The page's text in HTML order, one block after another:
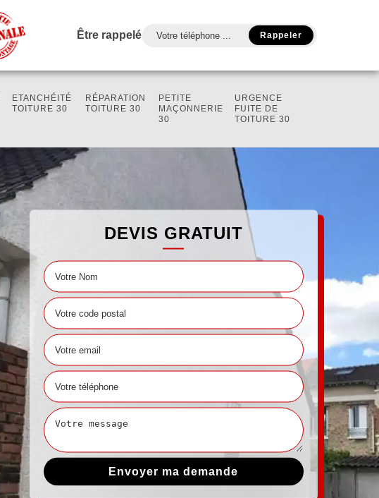
Être rappelé
ETANCHÉITÉ
TOITURE 30
RÉPARATION
TOITURE 30
PETITE
MAÇONNERIE
30
URGENCE
FUITE DE
TOITURE 30
DEVIS GRATUIT